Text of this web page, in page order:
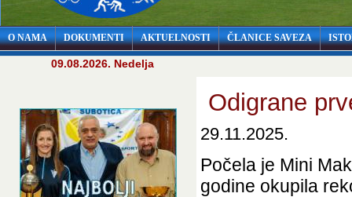
O NAMA DOKUMENTI AKTUELNOSTI ČLANICE SAVEZA
09.08.2026. Nedelja
Odigrane
29.11.2025.
Počela je Mini
godine okupila